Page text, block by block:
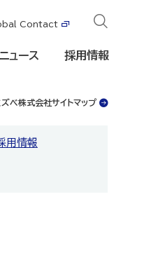
Contact
ニュース 採用情報
ベ株式会社サイトマップ
用情報